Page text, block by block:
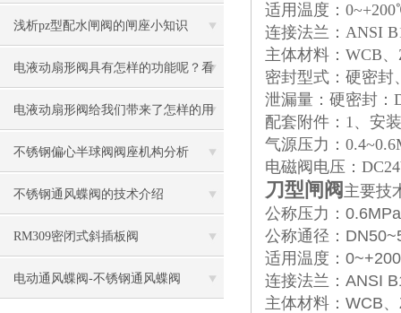
浅析pz型配水闸阀的闸座小知识
电液动扇形阀具有怎样的功能呢？看
这里
电液动扇形阀给我们带来了怎样的用
途呢？
不锈钢偏心半球阀阀座机构分析
不锈钢通风蝶阀的技术介绍
RM309密闭式斜插板阀
电动通风蝶阀-不锈钢通风蝶阀
适用温度：
连接法兰：ANSI
主体材料：WCB
密封型式：硬密封
泄漏量：硬密封：
配套附件：1、安
气源压力：
电磁阀电压：
刀型闸阀 主要技
公称压力：
公称通径：
适用温度：
连接法兰：ANSI
主体材料：WCB